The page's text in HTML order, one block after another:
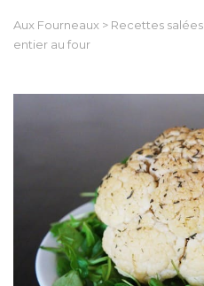
Aux Fourneaux > Recettes salées
entier au four